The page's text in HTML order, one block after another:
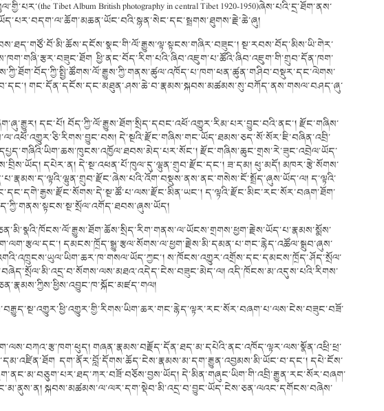
Tibet Album British photography in central Tibet 1920-1950)ཞེས་པའི་དྲ་ཐོག་ནས་
སྔ་རབས་བོད་མིས་ཡི་གེར་
ཕྱི་ནང་བོད་རིག་པའི་ཞིབ་འཇུག་པ་ཚོའི་ཞིབ་འཇུག་གི་གྲུབ་དོན་ཁག་
གང་དོན་དངོས་དང་མཐུན་ཤས་ཆེ་བ་རྣམས་སྐབས་མཚམས་སུ་བཀོད་ནས་གསལ་བཤད་ཞུ་
དང་པོ། བོད་ཀྱི་ལོ་རྒྱུས་ཐོག་སྲིད་དབང་འཕོ་འགྱུར་རིམ་པར་བྱུང་བའི་ནང་། རྫོང་གཞིས་
དེ་སྔའི་རྫོང་གཞིས་གང་ཡོད་ཐམས་ཅད་སོ་སོར་ཇི་བཞིན་འབྲི་
རྫོང་གཞིས་ཆུང་གྲས་རེ་ཟུང་འབྲེལ་ཡོད་
དཔེར་ན། དེ་སྔ་འཕན་པོ་ཁུལ་དུ་ལྷུན་གྲུབ་རྫོང་དང་། ཟ་དམ། ཕུ་མདོ། མཁར་རྩེ་སོགས་
ད་ལྟའི་
ད་ལྟའི་རྫོང་མིང་རང་སོར་བཞག་ཐོག་
དམངས་ཁྲོད་སྒྱུ་རྩལ་སོགས་ལ་ཕྱག་རྗེས་མི་དམན་པ་གང་རྙེད་འཚོལ་སྒྲུབ་ཞུས་
ས་ཁོངས་འགྱུར་འགྲོས་དང་དམངས་ཁྲོད་ཤོད་སྲོལ་
འདི་ཁོངས་མ་འདུས་པའི་རིགས་
གཞན་རྣམས་བརྗོད་དོན་ཐད་མ་དཔེའི་ནང་འཁོད་ལྟར་ལས་སྣོན་འཕྲི་ཕྲ་
དག་ནོར་བློ་དོགས་ཆོད་ངེས་རྣམས་མ་དག་རྒྱུན་འབྱམས་མི་ཡོང་བ་དང་། དཔེ་ངོས་
དེ་མིན་གཞུང་ཡིག་གི་འབྲི་རྒྱུན་རང་སོར་བཞག་
སྐབས་མཚམས་ལ་ལར་དག་སྡེབ་མི་འདྲ་བ་བྱུང་ཡོད་ངེས་ཅན་ལའང་དགོངས་བཞེས་